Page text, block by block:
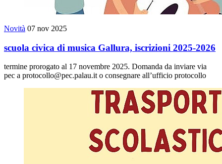
Novità 07 nov 2025
scuola civica di musica Gallura, iscrizioni 2025-2026
termine prorogato al 17 novembre 2025. Domanda da inviare via
pec a protocollo@pec.palau.it o consegnare all’ufficio protocollo